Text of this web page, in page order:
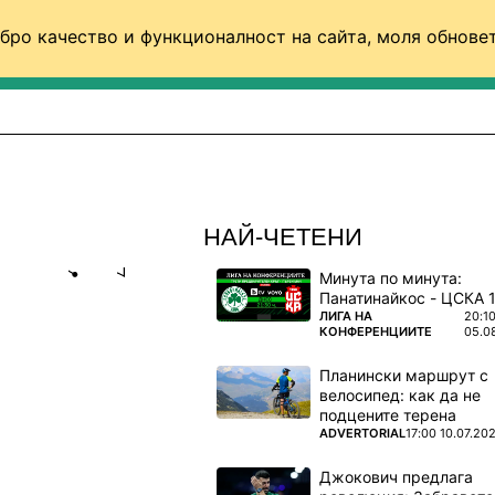
качество и функционалност на сайта, моля
НАЙ-ЧЕТЕНИ
Минута по минута:
ПОВЕЧЕ ОТ
ЛИГА НА
КОНФЕРЕНЦИИТЕ
20:10
Планински маршрут с
велосипед: как да не
подцените терена
ПОВЕЧЕ ОТ
ADVERTORIAL17:00
Джокович предлага